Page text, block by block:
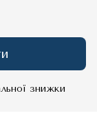
знижки